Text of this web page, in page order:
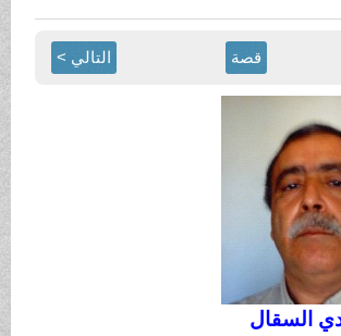
قصة التالي >
السقال